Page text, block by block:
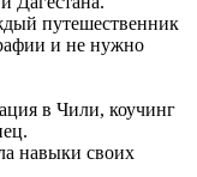
путешественник
и не нужно
в Чили, коучинг
навыки своих